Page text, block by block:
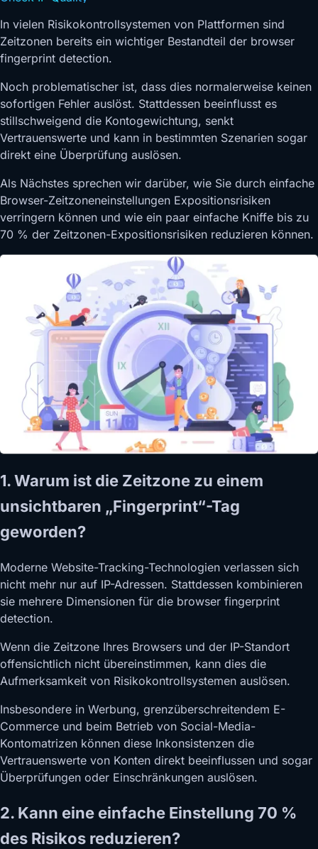
In vielen Risikokontrollsystemen von Plattformen sind
Zeitzonen bereits ein wichtiger Bestandteil der browser
fingerprint detection.
Noch problematischer ist, dass dies normalerweise keinen
sofortigen Fehler auslöst. Stattdessen beeinflusst es
stillschweigend die Kontogewichtung, senkt
Vertrauenswerte und kann in bestimmten Szenarien sogar
direkt eine Überprüfung auslösen.
Als Nächstes sprechen wir darüber, wie Sie durch einfache
Browser-Zeitzoneneinstellungen Expositionsrisiken
verringern können und wie ein paar einfache Kniffe bis zu
70 % der Zeitzonen-Expositionsrisiken reduzieren können.
1. Warum ist die Zeitzone zu einem
unsichtbaren „Fingerprint“-Tag
geworden?
Moderne Website-Tracking-Technologien verlassen sich
nicht mehr nur auf IP-Adressen. Stattdessen kombinieren
sie mehrere Dimensionen für die browser fingerprint
detection.
Wenn die Zeitzone Ihres Browsers und der IP-Standort
offensichtlich nicht übereinstimmen, kann dies die
Aufmerksamkeit von Risikokontrollsystemen auslösen.
Insbesondere in Werbung, grenzüberschreitendem E-
Commerce und beim Betrieb von Social-Media-
Kontomatrizen können diese Inkonsistenzen die
Vertrauenswerte von Konten direkt beeinflussen und sogar
Überprüfungen oder Einschränkungen auslösen.
2. Kann eine einfache Einstellung 70 %
des Risikos reduzieren?